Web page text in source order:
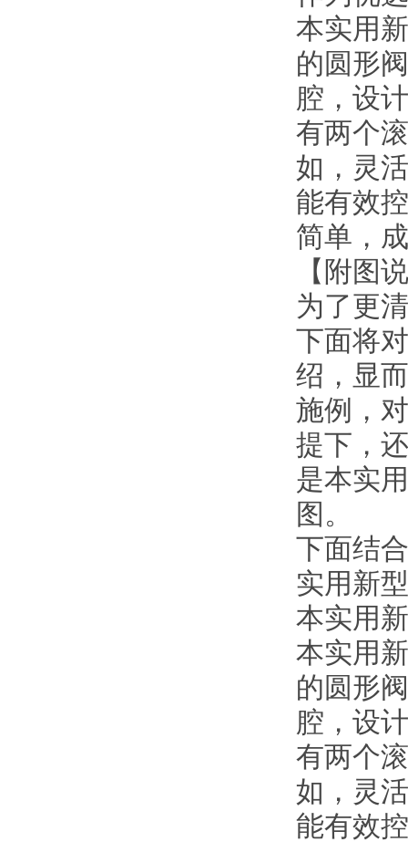
本实用
的圆形
腔，设
有两个
如，灵
能有效
简单，
【附图
为了更
下面将
绍，显
施例，
提下，
是本实
图。
下面结
实用新
本实用
本实用
的圆形
腔，设
有两个
如，灵
能有效